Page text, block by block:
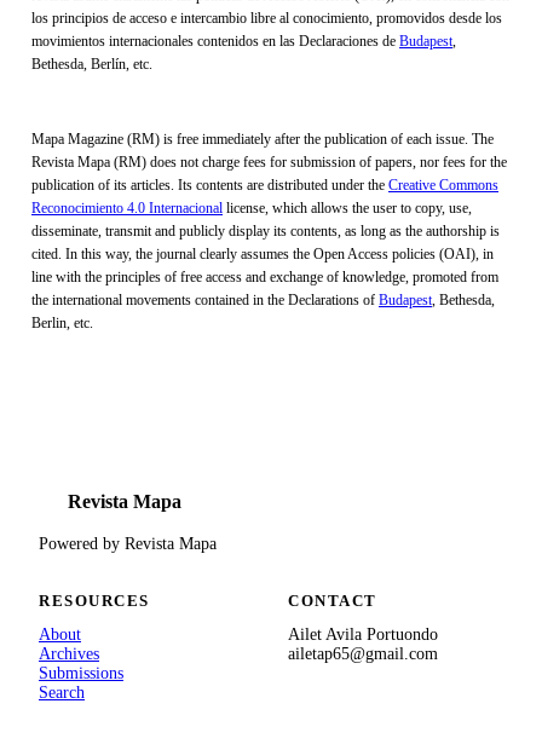
los principios de acceso e intercambio libre al conocimiento, promovidos desde los
movimientos internacionales contenidos en las Declaraciones de Budapest,
Bethesda, Berlín, etc.
Mapa Magazine (RM) is free immediately after the publication of each issue. The
Revista Mapa (RM) does not charge fees for submission of papers, nor fees for the
publication of its articles. Its contents are distributed under the Creative Commons
Reconocimiento 4.0 Internacional license, which allows the user to copy, use,
disseminate, transmit and publicly display its contents, as long as the authorship is
cited. In this way, the journal clearly assumes the Open Access policies (OAI), in
line with the principles of free access and exchange of knowledge, promoted from
the international movements contained in the Declarations of Budapest, Bethesda,
Berlin, etc.
Revista Mapa
Powered by Revista Mapa
RESOURCES
About
Archives
Submissions
Search
CONTACT
Ailet Avila Portuondo
ailetap65@gmail.com